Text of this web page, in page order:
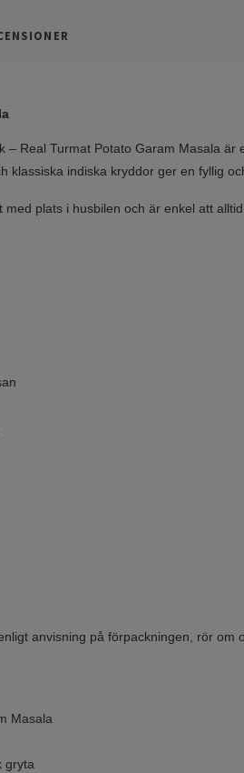
– Real Turmat Potato Garam Masala
klassiska indiska kryddor ger en fyllig
plats i husbilen och är enkel att
anvisning på förpackningen, rör
Masala
gryta